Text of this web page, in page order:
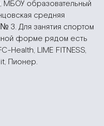
МБОУ образовательный
средняя
3. Для занятия спортом
форме рядом есть
Health, LIME FITNESS,
Пионер.